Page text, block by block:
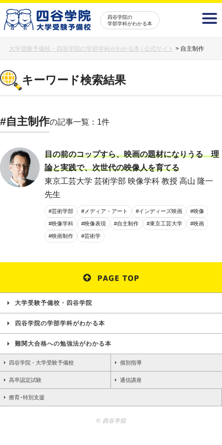
四谷学院の
学部学科がわかる本
大学受験予備校・四谷学院の学部学科がわかる本 | 公式サイト > 自主制作
キーワード検索結果
#自主制作の記事一覧：1件
目の前のコップすら、映画の題材になりうる 理
論と実践で、次世代の映像人を育てる
東京工芸大学 芸術学部 映像学科 教授 高山 隆一
先生
#芸術学部 #メディア・アート #インディーズ映画 #映像
#映像学科 #映像表現 #自主制作 #東京工芸大学 #映画
#映画制作 #芸術学
大学受験予備校・四谷学院
四谷学院の学部学科がわかる本
難関大合格への勉強法がわかる本
四谷学院 - 大学受験予備校 個別指導
高卒認定試験 通信講座
療育･特別支援
© 四谷学院